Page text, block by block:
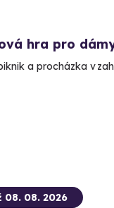
hra pro
a procházka v
08. 08. 2026